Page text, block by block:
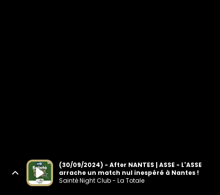
(30/09/2024) - After NANTES | ASSE - L'ASSE
arrache un match nul inespéré à Nantes !
Sainté Night Club - La Totale